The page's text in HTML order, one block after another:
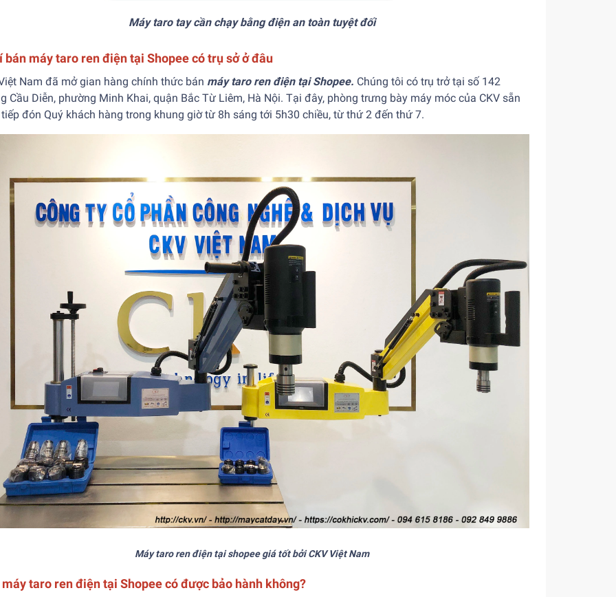
Máy taro tay cần chạy bằng điện an toàn tuyệt đối
bán máy taro ren điện tại Shopee có trụ sở ở đâu
Nam đã mở gian hàng chính thức bán máy taro ren điện tại Shopee. Chúng tôi có trụ trở tại số 142
Cầu Diễn, phường Minh Khai, quận Bắc Từ Liêm, Hà Nội. Tại đây, phòng trưng bày máy móc của CKV sẵn
đón Quý khách hàng trong khung giờ từ 8h sáng tới 5h30 chiều, từ thứ 2 đến thứ 7.
Máy taro ren điện tại shopee giá tốt bởi CKV Việt Nam
taro ren điện tại Shopee có được bảo hành không?